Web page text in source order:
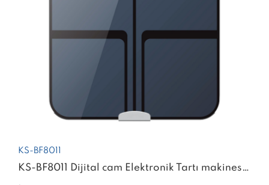
KS-BF8011
KS-BF8011 Dijital cam Elektronik Tartı makinesi dijital ağırlık akıllı terazi